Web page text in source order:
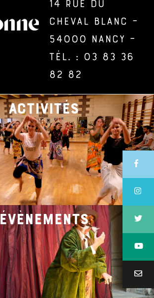
Cheval Blanc –
54000 Nancy –
Tél. : 03 83 36
82 82
activités
évènements